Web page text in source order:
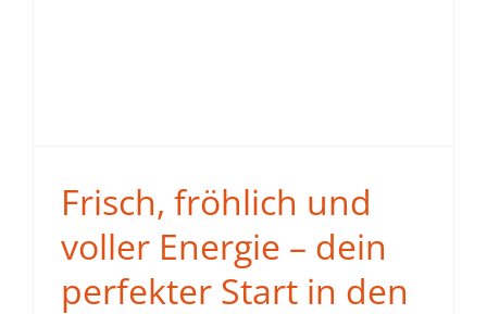
Frisch, fröhlich und
voller Energie – dein
perfekter Start in den